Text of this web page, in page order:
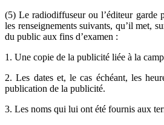
(5) Le radiodiffuseur ou l’éditeur garde
les renseignements suivants, qu’il met,
du public aux fins d’examen :
1. Une copie de la publicité liée à la
2. Les dates et, le cas échéant, les
publication de la publicité.
3. Les noms qui lui ont été fournis aux